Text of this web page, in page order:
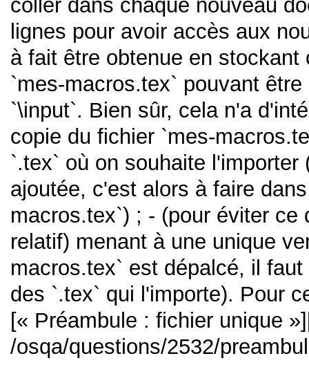
coller dans chaque nouveau
lignes pour avoir accès aux
à fait être obtenue en
`mes-macros.tex` pouvant
`\input`. Bien sûr, cela n'a
copie du fichier `mes-
`.tex` où on souhaite
ajoutée, c'est alors à faire
macros.tex`) ; - (pour éviter
relatif) menant à une unique
macros.tex` est dépalcé, il
des `.tex` qui l'importe). Pour
[« Préambule : fichier unique
/osqa/questions/2532/